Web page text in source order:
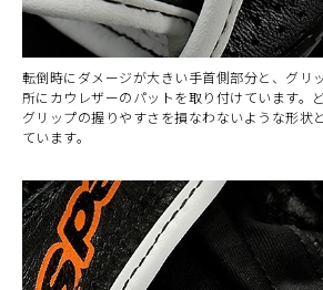
転倒時にダメージが大きい手首側部分と、グリ
所にカウレザーのパットを取り付けています。
グリップの握りやすさを損なわないような形状
ています。